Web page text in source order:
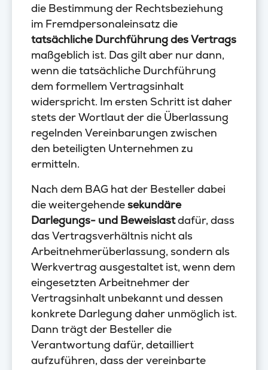
die Bestimmung der Rechtsbeziehung
im Fremdpersonaleinsatz die
tatsächliche Durchführung des Vertrags
maßgeblich ist. Das gilt aber nur dann,
wenn die tatsächliche Durchführung
dem formellem Vertragsinhalt
widerspricht. Im ersten Schritt ist daher
stets der Wortlaut der die Überlassung
regelnden Vereinbarungen zwischen
den beteiligten Unternehmen zu
ermitteln.
Nach dem BAG hat der Besteller dabei
die weitergehendesekundäre
Darlegungs- und Beweislastdafür, dass
das Vertragsverhältnis nicht als
Arbeitnehmerüberlassung, sondern als
Werkvertrag ausgestaltet ist, wenn dem
eingesetzten Arbeitnehmer der
Vertragsinhalt unbekannt und dessen
konkrete Darlegung daher unmöglich ist.
Dann trägt der Besteller die
Verantwortung dafür, detailliert
aufzuführen, dass der vereinbarte